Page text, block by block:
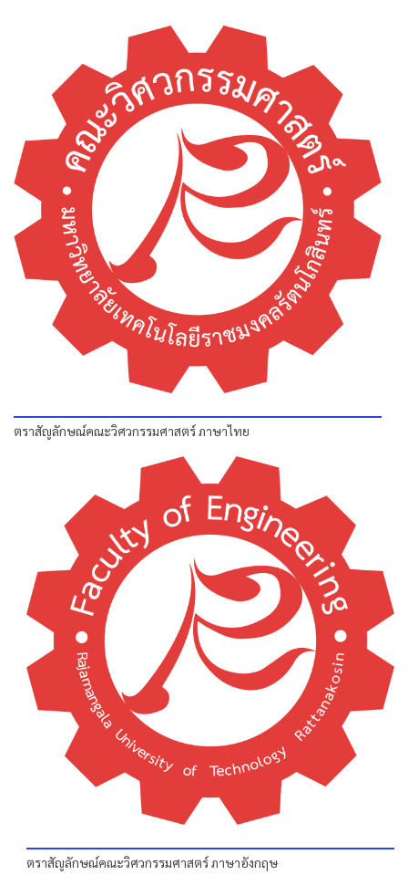
ตราสัญลักษณ์คณะวิศวกรรมศาสตร์ ภาษาไทย
ตราสัญลักษณ์คณะวิศวกรรมศาสตร์ ภาษาอังกฤษ